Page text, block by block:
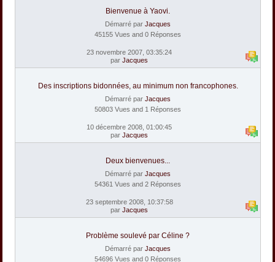
Bienvenue à Yaovi.
Démarré par Jacques
45155 Vues and 0 Réponses
23 novembre 2007, 03:35:24
par Jacques
Des inscriptions bidonnées, au minimum non francophones.
Démarré par Jacques
50803 Vues and 1 Réponses
10 décembre 2008, 01:00:45
par Jacques
Deux bienvenues...
Démarré par Jacques
54361 Vues and 2 Réponses
23 septembre 2008, 10:37:58
par Jacques
Problème soulevé par Céline ?
Démarré par Jacques
54696 Vues and 0 Réponses